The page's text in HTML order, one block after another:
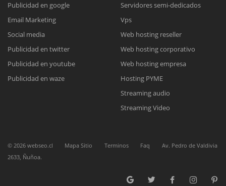
Reunión online
Nuestros ejecutivos le enviarán un correo electrónico con el enlace a
Meet para la reunión online.
Cotización
Chat Online
Todos nuestros ejecutivos están fuera de línea. Complete el formulario
Publicidad en google
Email Marketing
Social media
Publicidad en twitter
Publicidad en youtube
Publicidad en waze
Servidores semi-dedicados
Vps
Web hosting reseller
Web hosting corporativo
Web hosting empresa
Hosting PYME
Streaming audio
Streaming Video
© 2026 webseo.cl Mapa Sitio Terminos Faq
Av. Pedro de Valdivia
2633, Ñuñoa.